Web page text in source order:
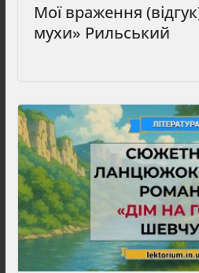
Мої враження
мухи» Рильський